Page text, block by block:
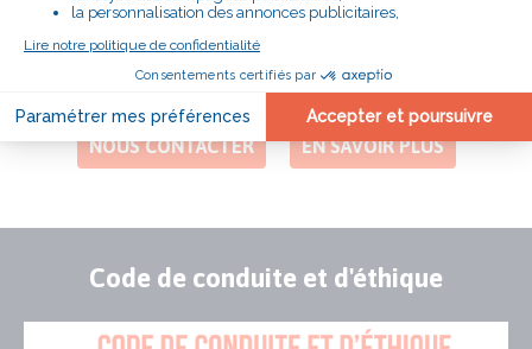
13 Rue Saint-Ambroise
75011 PARIS
de
téléphone
01 48 07 58 21
NOUS CONTACTER EN SAVOIR PLUS
PublicationCode de conduite et d'éthique